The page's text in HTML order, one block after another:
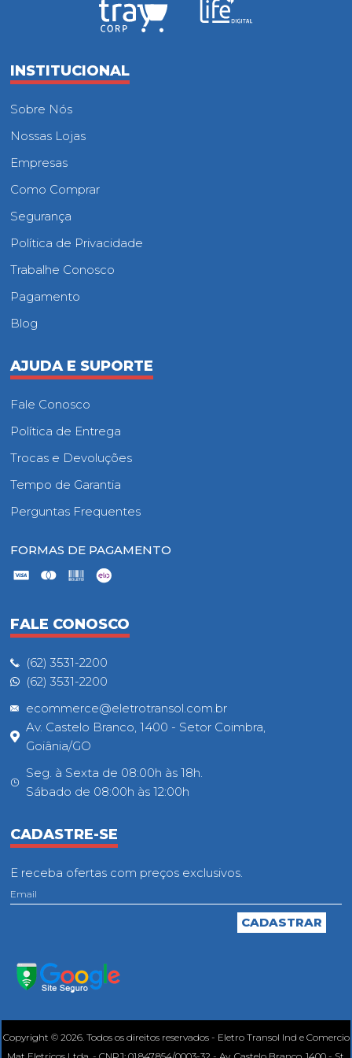
INSTITUCIONAL
Sobre Nós
Nossas Lojas
Empresas
Como Comprar
Segurança
Política de Privacidade
Trabalhe Conosco
Pagamento
Blog
AJUDA E SUPORTE
Fale Conosco
Política de Entrega
Trocas e Devoluções
Tempo de Garantia
Perguntas Frequentes
FORMAS DE PAGAMENTO
FALE CONOSCO
(62) 3531-2200
(62) 3531-2200
ecommerce@eletrotransol.com.br
Av. Castelo Branco, 1400 - Setor Coimbra,
Goiânia/GO
Seg. à Sexta de 08:00h às 18h.
Sábado de 08:00h às 12:00h
CADASTRE-SE
E receba ofertas com preços exclusivos.
Copyright © 2026. Todos os direitos reservados - Eletro Transol Ind e Comercio